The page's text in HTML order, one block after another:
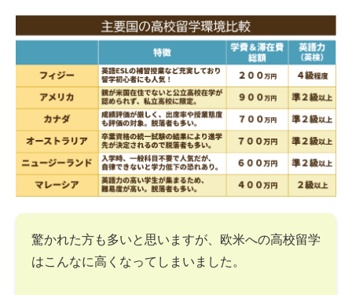
驚かれた方も多いと思いますが、欧米への高校留学
はこんなに高くなってしまいました。